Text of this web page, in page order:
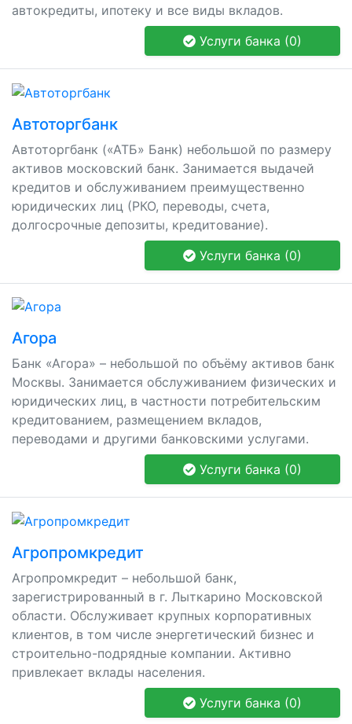
автокредиты, ипотеку и все виды вкладов.
Услуги банка (0)
Автоторгбанк
Автоторгбанк («АТБ» Банк) небольшой по размеру
активов московский банк. Занимается выдачей
кредитов и обслуживанием преимущественно
юридических лиц (РКО, переводы, счета,
долгосрочные депозиты, кредитование).
Услуги банка (0)
Агора
Банк «Агора» – небольшой по объёму активов банк
Москвы. Занимается обслуживанием физических и
юридических лиц, в частности потребительским
кредитованием, размещением вкладов,
переводами и другими банковскими услугами.
Услуги банка (0)
Агропромкредит
Агропромкредит – небольшой банк,
зарегистрированный в г. Лыткарино Московской
области. Обслуживает крупных корпоративных
клиентов, в том числе энергетический бизнес и
строительно-подрядные компании. Активно
привлекает вклады населения.
Услуги банка (0)